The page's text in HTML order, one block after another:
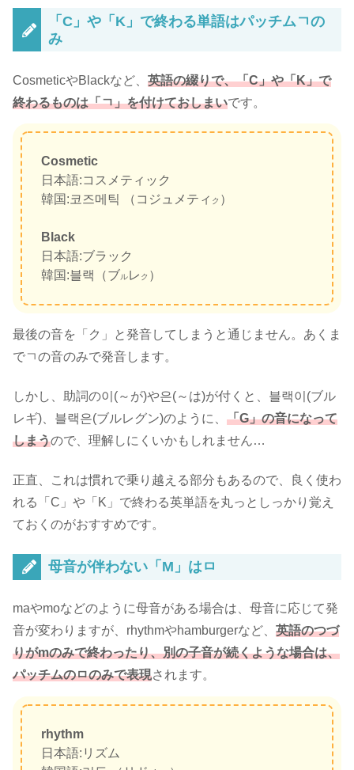
「C」や「K」で終わる単語はパッチムㄱの
み
CosmeticやBlackなど、 英語の綴りで、「C」や「K」で
終わるものは「ㄱ」を付けておしまいです。
Cosmetic
日本語:コスメティック
韓国:코즈메틱 （コジュメティ ク ）
Black
日本語:ブラック
韓国:블랙（ブルレ ク ）
最後の音を「ク」と発音してしまうと通じません。あくま
でㄱの音のみで発音します。
しかし、助詞の이(～が)や은(～は)が付くと、블랙이(ブル
レギ)、블랙은(ブルレグン)のように、 「G」の音になって
しまうので、理解しにくいかもしれません…
正直、これは慣れで乗り越える部分もあるので、良く使わ
れる「C」や「K」で終わる英単語を丸っとしっかり覚え
ておくのがおすすめです。
母音が伴わない「M」はㅁ
maやmoなどのように母音がある場合は、母音に応じて発
音が変わりますが、rhythmやhamburgerなど、 英語のつづ
りがmのみで終わったり、別の子音が続くような場合は、
パッチムのㅁのみで表現されます。
rhythm
日本語:リズム